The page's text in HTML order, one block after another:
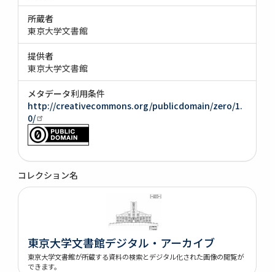
所蔵者
東京大学文書館
提供者
東京大学文書館
メタデータ利用条件
http://creativecommons.org/publicdomain/zero/1.
0/
コレクション名
東京大学文書館デジタル・アーカイブ
東京大学文書館が所蔵する資料の検索とデジタル化された画像の閲覧が
できます。